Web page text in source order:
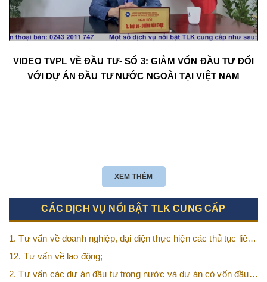
VIDEO TVPL VỀ ĐẦU TƯ- SỐ 3: GIẢM VỐN ĐẦU TƯ ĐỐI
VỚI DỰ ÁN ĐẦU TƯ NƯỚC NGOÀI TẠI VIỆT NAM
XEM THÊM
CÁC DỊCH VỤ NỔI BẬT TLK CUNG CẤP
1. Tư vấn về doanh nghiệp, đại diện thực hiện các thủ tục liên
quan tới doanh nghiệp;
12. Tư vấn về lao động;
2. Tư vấn các dự án đầu tư trong nước và dự án có vốn đầu